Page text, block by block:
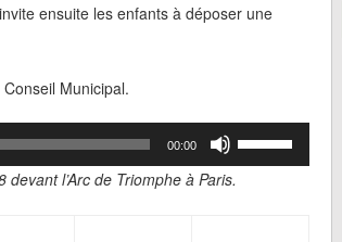
ensuite les enfants à déposer une
Municipal.
00:00
les
l’Arc de Triomphe à Paris.